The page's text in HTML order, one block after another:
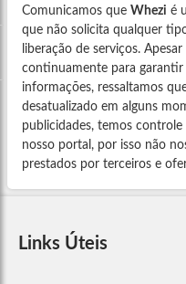
Comunicamos que Whezi é
que não solicita qualquer
liberação de serviços.
continuamente para
informações, ressaltamos
desatualizado em alguns
publicidades, temos
nosso portal, por isso não
prestados por terceiros e
Links Úteis